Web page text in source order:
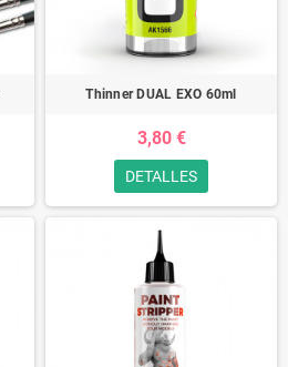
Thinner DUAL EXO 60ml
3,80 €
DETALLES